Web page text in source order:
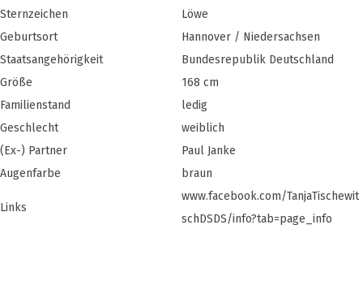
Sternzeichen
Löwe
Geburtsort
Hannover / Niedersachsen
Staatsangehörigkeit
Bundesrepublik Deutschland
Größe
168 cm
Familienstand
ledig
Geschlecht
weiblich
(Ex-) Partner
Paul Janke
Augenfarbe
braun
Links
www.facebook.com/TanjaTischewit
schDSDS/info?tab=page_info